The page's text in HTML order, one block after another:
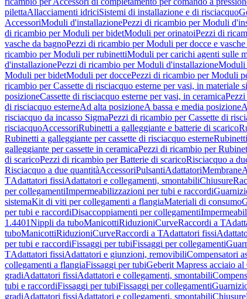
pilettaAllacciamenti idriciSistemi di installazione e di risciacquo
AccessoriModuli d'installazionePezzi di ricambio per Moduli
di ricambio per Moduli per bidetModuli per orinatoiPezzi di
vasche da bagnoPezzi di ricambio per Moduli per docce e vasche
ricambio per Moduli per rubinettiModuli per carichi agenti sulle
d'installazionePezzi di ricambio per Moduli d'installazioneModuli
Moduli per bidetModuli per doccePezzi di ricambio per Moduli
ricambio per Cassette di risciacquo esterne per vasi, in materiale
posizioneCassette di risciacquo esterne per vasi, in ceramica
di risciacquo esterneAd alta posizioneA bassa e media posizione
risciacquo da incasso SigmaPezzi di ricambio per Cassette di
risciacquoAccessoriRubinetti a galleggiante e batterie di scarico
Rubinetti a galleggiante per cassette di risciacquo esterne
galleggiante per cassette in ceramicaPezzi di ricambio per
di scaricoPezzi di ricambio per Batterie di scaricoRisciacquo a
Risciacquo a due quantitàAccessoriPulsantiAdattatoriMembrane
TAdattatori fissiAdattatori e collegamenti, smontabiliChiusure
per collegamentiImpermeabilizzazioni per tubi e raccordi
sistemaKit di viti per collegamenti a flangiaMateriali di consumo
per tubi e raccordiDisaccoppiamenti per collegamenti
1.4401Nippli da tuboManicottiRiduzioniCurveRaccordi a T
tuboManicottiRiduzioniCurveRaccordi a TAdattatori fissi
per tubi e raccordiFissaggi per tubiFissaggi per collegamenti
TAdattatori fissiAdattatori e giunzioni, removibiliCompensatori
collegamenti a flangiaFissaggi per tubiGeberit Mapress acciaio
gradiAdattatori fissiAdattatori e collegamenti, smontabili
tubi e raccordiFissaggi per tubiFissaggi per collegamenti
gradiAdattatori fissiAdattatori e collegamenti, smontabiliChiusure